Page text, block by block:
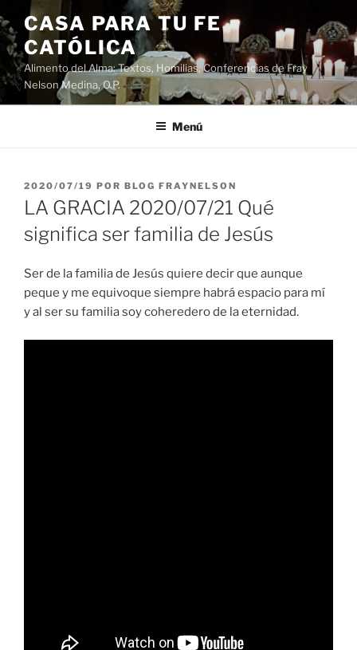
Saltar
al
contenido
CASA PARA TU FE
CATÓLICA
Alimento del Alma: Textos, Homilias, Conferencias de Fray
Nelson Medina, O.P.
Menú
PUBLICADO
EL
2020/07/19 POR BLOG FRAYNELSON
LA GRACIA 2020/07/21 Qué
significa ser familia de Jesús
Ser de la familia de Jesús quiere decir que aunque
peque y me equivoque siempre habrá espacio para mí
y al ser su familia soy coheredero de la eternidad.